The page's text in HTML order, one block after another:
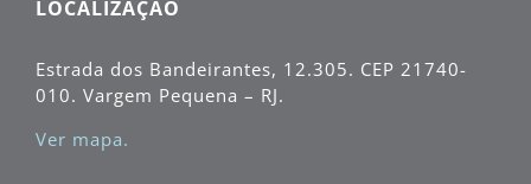
LOCALIZAÇÃO
Estrada dos Bandeirantes, 12.305. CEP 21740-
010. Vargem Pequena – RJ.
Ver mapa.